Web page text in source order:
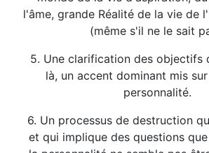
l'âme, grande Réalité de la vie de
(même s'il ne le sait
5. Une clarification des objectifs
là, un accent dominant mis
personnalité.
6. Un processus de destruction
et qui implique des questions